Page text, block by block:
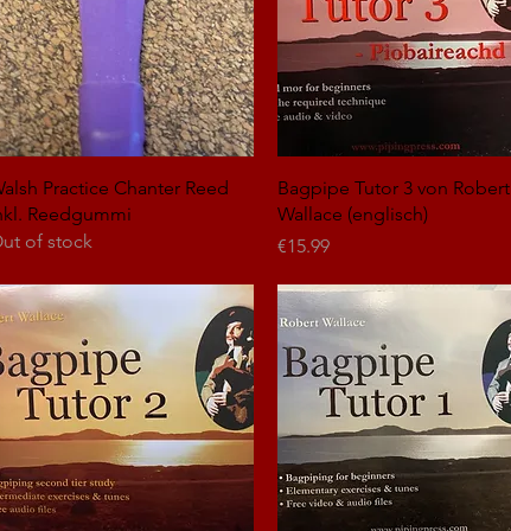
Quick View
Practice Chanter Reed
Reedgummi
of stock
Quick View
Bagpipe Tutor 3 von Robert
Wallace (englisch)
Price
€15.99